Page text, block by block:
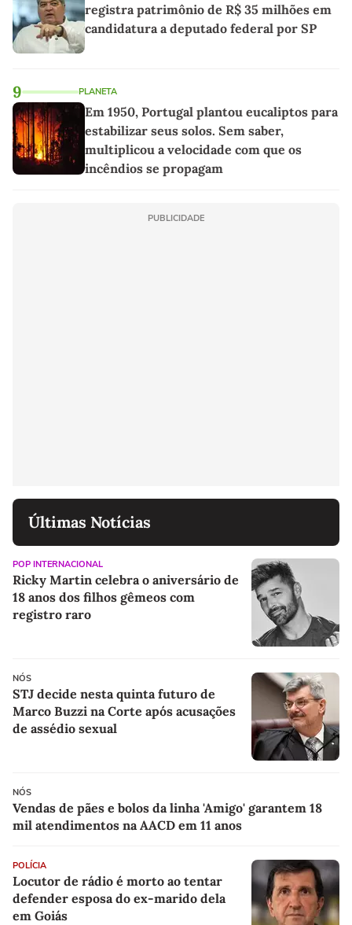
registra patrimônio de R$ 35 milhões em
candidatura a deputado federal por SP
9 PLANETA
Em 1950, Portugal plantou eucaliptos para
estabilizar seus solos. Sem saber,
multiplicou a velocidade com que os
incêndios se propagam
PUBLICIDADE
Últimas Notícias
POP INTERNACIONAL
Ricky Martin celebra o aniversário de
18 anos dos filhos gêmeos com
registro raro
NÓS
STJ decide nesta quinta futuro de
Marco Buzzi na Corte após acusações
de assédio sexual
NÓS
Vendas de pães e bolos da linha 'Amigo' garantem 18
mil atendimentos na AACD em 11 anos
POLÍCIA
Locutor de rádio é morto ao tentar
defender esposa do ex-marido dela
em Goiás